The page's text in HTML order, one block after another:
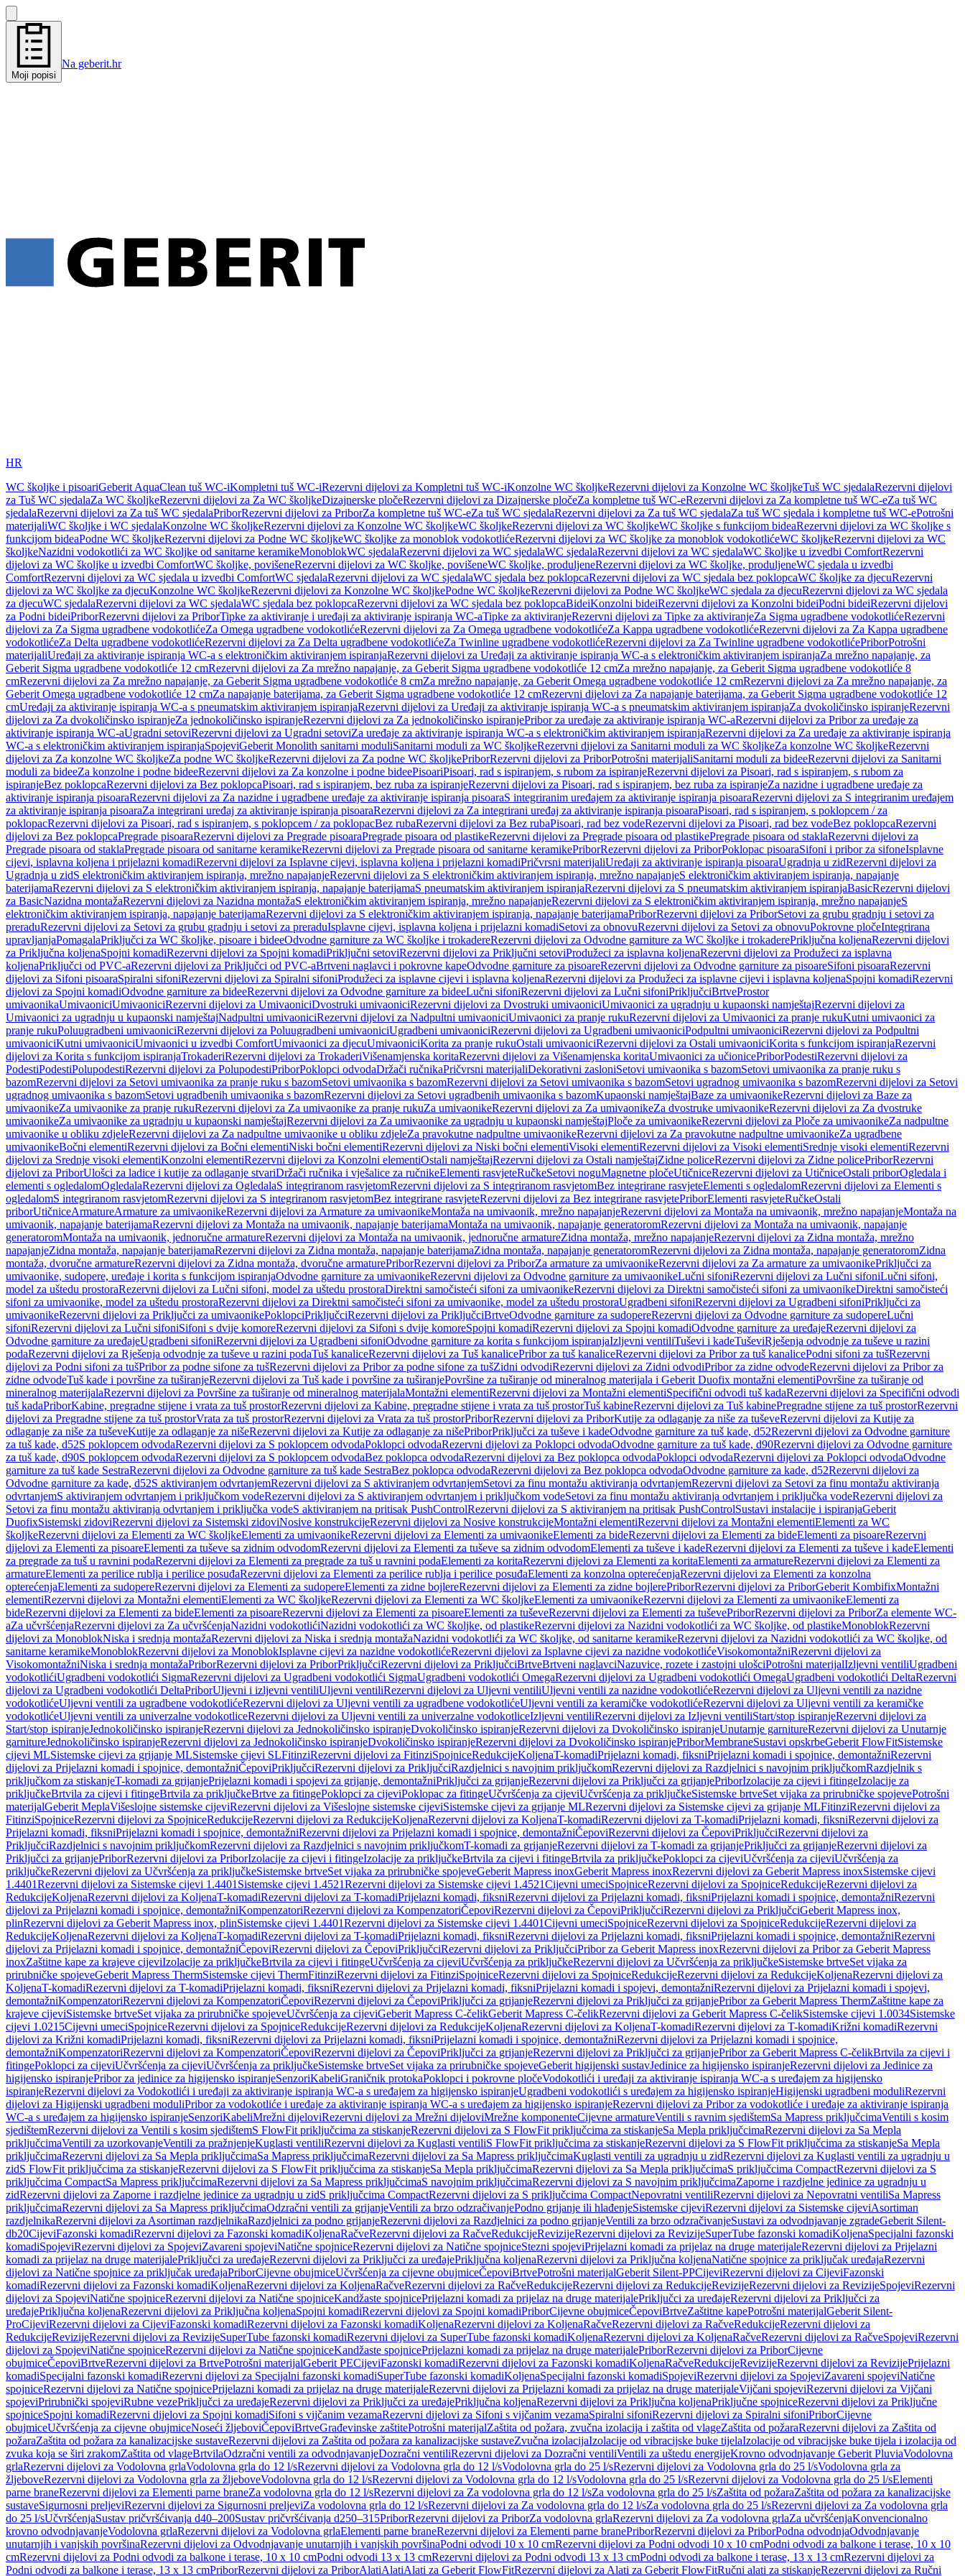
Moji popisi
Na geberit.hr
HR
WC školjke i pisoariGeberit AquaClean tuš WC-iKompletni tuš WC-iRezervni dijelovi za Kompletni tuš WC-iKonzolne WC školjkeRezervni dijelovi za Konzolne WC školjkeTuš WC sjedalaRezervni dijelovi
za Tuš WC sjedalaZa WC školjkeRezervni dijelovi za Za WC školjkeDizajnerske pločeRezervni dijelovi za Dizajnerske pločeZa kompletne tuš WC-eRezervni dijelovi za Za kompletne tuš WC-eZa tuš WC
sjedalaRezervni dijelovi za Za tuš WC sjedalaPriborRezervni dijelovi za PriborZa kompletne tuš WC-eZa tuš WC sjedalaRezervni dijelovi za Za tuš WC sjedalaZa tuš WC sjedala i kompletne tuš WC-ePotrošni
materijaliWC školjke i WC sjedalaKonzolne WC školjkeRezervni dijelovi za Konzolne WC školjkeWC školjkeRezervni dijelovi za WC školjkeWC školjke s funkcijom bideaRezervni dijelovi za WC školjke s
funkcijom bideaPodne WC školjkeRezervni dijelovi za Podne WC školjkeWC školjke za monoblok vodokotlićeRezervni dijelovi za WC školjke za monoblok vodokotlićeWC školjkeRezervni dijelovi za WC
školjkeNazidni vodokotlići za WC školjke od sanitarne keramikeMonoblokWC sjedalaRezervni dijelovi za WC sjedalaWC sjedalaRezervni dijelovi za WC sjedalaWC školjke u izvedbi ComfortRezervni
dijelovi za WC školjke u izvedbi ComfortWC školjke, povišeneRezervni dijelovi za WC školjke, povišeneWC školjke, produljeneRezervni dijelovi za WC školjke, produljeneWC sjedala u izvedbi
ComfortRezervni dijelovi za WC sjedala u izvedbi ComfortWC sjedalaRezervni dijelovi za WC sjedalaWC sjedala bez poklopcaRezervni dijelovi za WC sjedala bez poklopcaWC školjke za djecuRezervni
dijelovi za WC školjke za djecuKonzolne WC školjkeRezervni dijelovi za Konzolne WC školjkePodne WC školjkeRezervni dijelovi za Podne WC školjkeWC sjedala za djecuRezervni dijelovi za WC sjedala
za djecuWC sjedalaRezervni dijelovi za WC sjedalaWC sjedala bez poklopcaRezervni dijelovi za WC sjedala bez poklopcaBideiKonzolni bideiRezervni dijelovi za Konzolni bideiPodni bideiRezervni dijelovi
za Podni bideiPriborRezervni dijelovi za PriborTipke za aktiviranje i uređaji za aktiviranje ispiranja WC-aTipke za aktiviranjeRezervni dijelovi za Tipke za aktiviranjeZa Sigma ugradbene vodokotlićeRezervni
dijelovi za Za Sigma ugradbene vodokotlićeZa Omega ugradbene vodokotlićeRezervni dijelovi za Za Omega ugradbene vodokotlićeZa Kappa ugradbene vodokotlićeRezervni dijelovi za Za Kappa ugradbene
vodokotlićeZa Delta ugradbene vodokotlićeRezervni dijelovi za Za Delta ugradbene vodokotlićeZa Twinline ugradbene vodokotlićeRezervni dijelovi za Za Twinline ugradbene vodokotlićePriborPotrošni
materijaliUređaji za aktiviranje ispiranja WC-a s elektroničkim aktiviranjem ispiranjaRezervni dijelovi za Uređaji za aktiviranje ispiranja WC-a s elektroničkim aktiviranjem ispiranjaZa mrežno napajanje, za
Geberit Sigma ugradbene vodokotliće 12 cmRezervni dijelovi za Za mrežno napajanje, za Geberit Sigma ugradbene vodokotliće 12 cmZa mrežno napajanje, za Geberit Sigma ugradbene vodokotliće 8
cmRezervni dijelovi za Za mrežno napajanje, za Geberit Sigma ugradbene vodokotliće 8 cmZa mrežno napajanje, za Geberit Omega ugradbene vodokotliće 12 cmRezervni dijelovi za Za mrežno napajanje, za
Geberit Omega ugradbene vodokotliće 12 cmZa napajanje baterijama, za Geberit Sigma ugradbene vodokotliće 12 cmRezervni dijelovi za Za napajanje baterijama, za Geberit Sigma ugradbene vodokotliće 12
cmUređaji za aktiviranje ispiranja WC-a s pneumatskim aktiviranjem ispiranjaRezervni dijelovi za Uređaji za aktiviranje ispiranja WC-a s pneumatskim aktiviranjem ispiranjaZa dvokoličinsko ispiranjeRezervni
dijelovi za Za dvokoličinsko ispiranjeZa jednokoličinsko ispiranjeRezervni dijelovi za Za jednokoličinsko ispiranjePribor za uređaje za aktiviranje ispiranja WC-aRezervni dijelovi za Pribor za uređaje za
aktiviranje ispiranja WC-aUgradni setoviRezervni dijelovi za Ugradni setoviZa uređaje za aktiviranje ispiranja WC-a s elektroničkim aktiviranjem ispiranjaRezervni dijelovi za Za uređaje za aktiviranje ispiranja
WC-a s elektroničkim aktiviranjem ispiranjaSpojeviGeberit Monolith sanitarni moduliSanitarni moduli za WC školjkeRezervni dijelovi za Sanitarni moduli za WC školjkeZa konzolne WC školjkeRezervni
dijelovi za Za konzolne WC školjkeZa podne WC školjkeRezervni dijelovi za Za podne WC školjkePriborRezervni dijelovi za PriborPotrošni materijaliSanitarni moduli za bideeRezervni dijelovi za Sanitarni
moduli za bideeZa konzolne i podne bideeRezervni dijelovi za Za konzolne i podne bideePisoariPisoari, rad s ispiranjem, s rubom za ispiranjeRezervni dijelovi za Pisoari, rad s ispiranjem, s rubom za
ispiranjeBez poklopcaRezervni dijelovi za Bez poklopcaPisoari, rad s ispiranjem, bez ruba za ispiranjeRezervni dijelovi za Pisoari, rad s ispiranjem, bez ruba za ispiranjeZa nazidne i ugradbene uređaje za
aktiviranje ispiranja pisoaraRezervni dijelovi za Za nazidne i ugradbene uređaje za aktiviranje ispiranja pisoaraS integriranim uređajem za aktiviranje ispiranja pisoaraRezervni dijelovi za S integriranim uređajem
za aktiviranje ispiranja pisoaraZa integrirani uređaj za aktiviranje ispiranja pisoaraRezervni dijelovi za Za integrirani uređaj za aktiviranje ispiranja pisoaraPisoari, rad s ispiranjem, s poklopcem / za
poklopacRezervni dijelovi za Pisoari, rad s ispiranjem, s poklopcem / za poklopacBez rubaRezervni dijelovi za Bez rubaPisoari, rad bez vodeRezervni dijelovi za Pisoari, rad bez vodeBez poklopcaRezervni
dijelovi za Bez poklopcaPregrade pisoaraRezervni dijelovi za Pregrade pisoaraPregrade pisoara od plastikeRezervni dijelovi za Pregrade pisoara od plastikePregrade pisoara od staklaRezervni dijelovi za
Pregrade pisoara od staklaPregrade pisoara od sanitarne keramikeRezervni dijelovi za Pregrade pisoara od sanitarne keramikePriborRezervni dijelovi za PriborPoklopac pisoaraSifoni i pribor za sifoneIsplavne
cijevi, isplavna koljena i prijelazni komadiRezervni dijelovi za Isplavne cijevi, isplavna koljena i prijelazni komadiPričvrsni materijaliUređaji za aktiviranje ispiranja pisoaraUgradnja u zidRezervni dijelovi za
Ugradnja u zidS elektroničkim aktiviranjem ispiranja, mrežno napajanjeRezervni dijelovi za S elektroničkim aktiviranjem ispiranja, mrežno napajanjeS elektroničkim aktiviranjem ispiranja, napajanje
baterijamaRezervni dijelovi za S elektroničkim aktiviranjem ispiranja, napajanje baterijamaS pneumatskim aktiviranjem ispiranjaRezervni dijelovi za S pneumatskim aktiviranjem ispiranjaBasicRezervni dijelovi
za BasicNazidna montažaRezervni dijelovi za Nazidna montažaS elektroničkim aktiviranjem ispiranja, mrežno napajanjeRezervni dijelovi za S elektroničkim aktiviranjem ispiranja, mrežno napajanjeS
elektroničkim aktiviranjem ispiranja, napajanje baterijamaRezervni dijelovi za S elektroničkim aktiviranjem ispiranja, napajanje baterijamaPriborRezervni dijelovi za PriborSetovi za grubu gradnju i setovi za
preraduRezervni dijelovi za Setovi za grubu gradnju i setovi za preraduIsplavne cijevi, isplavna koljena i prijelazni komadiSetovi za obnovuRezervni dijelovi za Setovi za obnovuPokrovne pločeIntegrirana
upravljanjaPomagalaPriključci za WC školjke, pisoare i bideeOdvodne garniture za WC školjke i trokadereRezervni dijelovi za Odvodne garniture za WC školjke i trokaderePriključna koljenaRezervni dijelovi
za Priključna koljenaSpojni komadiRezervni dijelovi za Spojni komadiPriključni setoviRezervni dijelovi za Priključni setoviProdužeci za isplavna koljenaRezervni dijelovi za Produžeci za isplavna
koljenaPriključci od PVC-aRezervni dijelovi za Priključci od PVC-aBrtveni naglavci i pokrovne kapeOdvodne garniture za pisoareRezervni dijelovi za Odvodne garniture za pisoareSifoni pisoaraRezervni
dijelovi za Sifoni pisoaraSpiralni sifoniRezervni dijelovi za Spiralni sifoniProdužeci za isplavne cijevi i isplavna koljenaRezervni dijelovi za Produžeci za isplavne cijevi i isplavna koljenaSpojni komadiRezervni
dijelovi za Spojni komadiOdvodne garniture za bideeRezervni dijelovi za Odvodne garniture za bideeLučni sifoniRezervni dijelovi za Lučni sifoniPriključciBrtveProstor
umivaonikaUmivaoniciUmivaoniciRezervni dijelovi za UmivaoniciDvostruki umivaoniciRezervni dijelovi za Dvostruki umivaoniciUmivaonici za ugradnju u kupaonski namještajRezervni dijelovi za
Umivaonici za ugradnju u kupaonski namještajNadpultni umivaoniciRezervni dijelovi za Nadpultni umivaoniciUmivaonici za pranje rukuRezervni dijelovi za Umivaonici za pranje rukuKutni umivaonici za
pranje rukuPoluugradbeni umivaoniciRezervni dijelovi za Poluugradbeni umivaoniciUgradbeni umivaoniciRezervni dijelovi za Ugradbeni umivaoniciPodpultni umivaoniciRezervni dijelovi za Podpultni
umivaoniciKutni umivaoniciUmivaonici u izvedbi ComfortUmivaonici za djecuUmivaoniciKorita za pranje rukuOstali umivaoniciRezervni dijelovi za Ostali umivaoniciKorita s funkcijom ispiranjaRezervni
dijelovi za Korita s funkcijom ispiranjaTrokaderiRezervni dijelovi za TrokaderiVišenamjenska koritaRezervni dijelovi za Višenamjenska koritaUmivaonici za učionicePriborPodestiRezervni dijelovi za
PodestiPodestiPolupodestiRezervni dijelovi za PolupodestiPriborPoklopci odvodaDržači ručnikaPričvrsni materijaliDekorativni zasloniSetovi umivaonika s bazomSetovi umivaonika za pranje ruku s
bazomRezervni dijelovi za Setovi umivaonika za pranje ruku s bazomSetovi umivaonika s bazomRezervni dijelovi za Setovi umivaonika s bazomSetovi ugradnog umivaonika s bazomRezervni dijelovi za Setovi
ugradnog umivaonika s bazomSetovi ugradbenih umivaonika s bazomRezervni dijelovi za Setovi ugradbenih umivaonika s bazomKupaonski namještajBaze za umivaonikeRezervni dijelovi za Baze za
umivaonikeZa umivaonike za pranje rukuRezervni dijelovi za Za umivaonike za pranje rukuZa umivaonikeRezervni dijelovi za Za umivaonikeZa dvostruke umivaonikeRezervni dijelovi za Za dvostruke
umivaonikeZa umivaonike za ugradnju u kupaonski namještajRezervni dijelovi za Za umivaonike za ugradnju u kupaonski namještajPloče za umivaonikeRezervni dijelovi za Ploče za umivaonikeZa nadpultne
umivaonike u obliku zdjeleRezervni dijelovi za Za nadpultne umivaonike u obliku zdjeleZa pravokutne nadpultne umivaonikeRezervni dijelovi za Za pravokutne nadpultne umivaonikeZa ugradbene
umivaonikeBočni elementiRezervni dijelovi za Bočni elementiNiski bočni elementiRezervni dijelovi za Niski bočni elementiVisoki elementiRezervni dijelovi za Visoki elementiSrednje visoki elementiRezervni
dijelovi za Srednje visoki elementiKonzolni elementiRezervni dijelovi za Konzolni elementiOstali namještajRezervni dijelovi za Ostali namještajZidne policeRezervni dijelovi za Zidne policePriborRezervni
dijelovi za PriborUlošci za ladice i kutije za odlaganje stvariDržači ručnika i vješalice za ručnikeElementi rasvjeteRučkeSetovi noguMagnetne pločeUtičniceRezervni dijelovi za UtičniceOstali priborOgledala i
elementi s ogledalomOgledalaRezervni dijelovi za OgledalaS integriranom rasvjetomRezervni dijelovi za S integriranom rasvjetomBez integrirane rasvjeteElementi s ogledalomRezervni dijelovi za Elementi s
ogledalomS integriranom rasvjetomRezervni dijelovi za S integriranom rasvjetomBez integrirane rasvjeteRezervni dijelovi za Bez integrirane rasvjetePriborElementi rasvjeteRučkeOstali
priborUtičniceArmatureArmature za umivaonikeRezervni dijelovi za Armature za umivaonikeMontaža na umivaonik, mrežno napajanjeRezervni dijelovi za Montaža na umivaonik, mrežno napajanjeMontaža na
umivaonik, napajanje baterijamaRezervni dijelovi za Montaža na umivaonik, napajanje baterijamaMontaža na umivaonik, napajanje generatoromRezervni dijelovi za Montaža na umivaonik, napajanje
generatoromMontaža na umivaonik, jednoručne armatureRezervni dijelovi za Montaža na umivaonik, jednoručne armatureZidna montaža, mrežno napajanjeRezervni dijelovi za Zidna montaža, mrežno
napajanjeZidna montaža, napajanje baterijamaRezervni dijelovi za Zidna montaža, napajanje baterijamaZidna montaža, napajanje generatoromRezervni dijelovi za Zidna montaža, napajanje generatoromZidna
montaža, dvoručne armatureRezervni dijelovi za Zidna montaža, dvoručne armaturePriborRezervni dijelovi za PriborZa armature za umivaonikeRezervni dijelovi za Za armature za umivaonikePriključci za
umivaonike, sudopere, uređaje i korita s funkcijom ispiranjaOdvodne garniture za umivaonikeRezervni dijelovi za Odvodne garniture za umivaonikeLučni sifoniRezervni dijelovi za Lučni sifoniLučni sifoni,
model za uštedu prostoraRezervni dijelovi za Lučni sifoni, model za uštedu prostoraDirektni samočisteći sifoni za umivaonikeRezervni dijelovi za Direktni samočisteći sifoni za umivaonikeDirektni samočisteći
sifoni za umivaonike, model za uštedu prostoraRezervni dijelovi za Direktni samočisteći sifoni za umivaonike, model za uštedu prostoraUgradbeni sifoniRezervni dijelovi za Ugradbeni sifoniPriključci za
umivaonikeRezervni dijelovi za Priključci za umivaonikePoklopciPriključciRezervni dijelovi za PriključciBrtveOdvodne garniture za sudopereRezervni dijelovi za Odvodne garniture za sudopereLučni
sifoniRezervni dijelovi za Lučni sifoniSifoni s dvije komoreRezervni dijelovi za Sifoni s dvije komoreSpojni komadiRezervni dijelovi za Spojni komadiOdvodne garniture za uređajeRezervni dijelovi za
Odvodne garniture za uređajeUgradbeni sifoniRezervni dijelovi za Ugradbeni sifoniOdvodne garniture za korita s funkcijom ispiranjaIzljevni ventiliTuševi i kadeTuševiRješenja odvodnje za tuševe u razini
podaRezervni dijelovi za Rješenja odvodnje za tuševe u razini podaTuš kanaliceRezervni dijelovi za Tuš kanalicePribor za tuš kanaliceRezervni dijelovi za Pribor za tuš kanalicePodni sifoni za tušRezervni
dijelovi za Podni sifoni za tušPribor za podne sifone za tušRezervni dijelovi za Pribor za podne sifone za tušZidni odvodiRezervni dijelovi za Zidni odvodiPribor za zidne odvodeRezervni dijelovi za Pribor za
zidne odvodeTuš kade i površine za tuširanjeRezervni dijelovi za Tuš kade i površine za tuširanjePovršine za tuširanje od mineralnog materijala i Geberit Duofix montažni elementiPovršine za tuširanje od
mineralnog materijalaRezervni dijelovi za Površine za tuširanje od mineralnog materijalaMontažni elementiRezervni dijelovi za Montažni elementiSpecifični odvodi tuš kadaRezervni dijelovi za Specifični odvodi
tuš kadaPriborKabine, pregradne stijene i vrata za tuš prostorRezervni dijelovi za Kabine, pregradne stijene i vrata za tuš prostorTuš kabineRezervni dijelovi za Tuš kabinePregradne stijene za tuš prostorRezervni
dijelovi za Pregradne stijene za tuš prostorVrata za tuš prostorRezervni dijelovi za Vrata za tuš prostorPriborRezervni dijelovi za PriborKutije za odlaganje za niše za tuševeRezervni dijelovi za Kutije za
odlaganje za niše za tuševeKutije za odlaganje za nišeRezervni dijelovi za Kutije za odlaganje za nišePriborPriključci za tuševe i kadeOdvodne garniture za tuš kade, d52Rezervni dijelovi za Odvodne garniture
za tuš kade, d52S poklopcem odvodaRezervni dijelovi za S poklopcem odvodaPoklopci odvodaRezervni dijelovi za Poklopci odvodaOdvodne garniture za tuš kade, d90Rezervni dijelovi za Odvodne garniture
za tuš kade, d90S poklopcem odvodaRezervni dijelovi za S poklopcem odvodaBez poklopca odvodaRezervni dijelovi za Bez poklopca odvodaPoklopci odvodaRezervni dijelovi za Poklopci odvodaOdvodne
garniture za tuš kade SestraRezervni dijelovi za Odvodne garniture za tuš kade SestraBez poklopca odvodaRezervni dijelovi za Bez poklopca odvodaOdvodne garniture za kade, d52Rezervni dijelovi za
Odvodne garniture za kade, d52S aktiviranjem odvrtanjemRezervni dijelovi za S aktiviranjem odvrtanjemSetovi za finu montažu aktiviranja odvrtanjemRezervni dijelovi za Setovi za finu montažu aktiviranja
odvrtanjemS aktiviranjem odvrtanjem i priključkom vodeRezervni dijelovi za S aktiviranjem odvrtanjem i priključkom vodeSetovi za finu montažu aktiviranja odvrtanjem i priključka vodeRezervni dijelovi za
Setovi za finu montažu aktiviranja odvrtanjem i priključka vodeS aktiviranjem na pritisak PushControlRezervni dijelovi za S aktiviranjem na pritisak PushControlSustavi instalacije i ispiranjaGeberit
DuofixSistemski zidoviRezervni dijelovi za Sistemski zidoviNosive konstrukcijeRezervni dijelovi za Nosive konstrukcijeMontažni elementiRezervni dijelovi za Montažni elementiElementi za WC
školjkeRezervni dijelovi za Elementi za WC školjkeElementi za umivaonikeRezervni dijelovi za Elementi za umivaonikeElementi za bideRezervni dijelovi za Elementi za bideElementi za pisoareRezervni
dijelovi za Elementi za pisoareElementi za tuševe sa zidnim odvodomRezervni dijelovi za Elementi za tuševe sa zidnim odvodomElementi za tuševe i kadeRezervni dijelovi za Elementi za tuševe i kadeElementi
za pregrade za tuš u ravnini podaRezervni dijelovi za Elementi za pregrade za tuš u ravnini podaElementi za koritaRezervni dijelovi za Elementi za koritaElementi za armatureRezervni dijelovi za Elementi za
armatureElementi za perilice rublja i perilice posuđaRezervni dijelovi za Elementi za perilice rublja i perilice posuđaElementi za konzolna opterećenjaRezervni dijelovi za Elementi za konzolna
opterećenjaElementi za sudopereRezervni dijelovi za Elementi za sudopereElementi za zidne bojlereRezervni dijelovi za Elementi za zidne bojlerePriborRezervni dijelovi za PriborGeberit KombifixMontažni
elementiRezervni dijelovi za Montažni elementiElementi za WC školjkeRezervni dijelovi za Elementi za WC školjkeElementi za umivaonikeRezervni dijelovi za Elementi za umivaonikeElementi za
bideRezervni dijelovi za Elementi za bideElementi za pisoareRezervni dijelovi za Elementi za pisoareElementi za tuševeRezervni dijelovi za Elementi za tuševePriborRezervni dijelovi za PriborZa elemente WC-
aZa učvršćenjaRezervni dijelovi za Za učvršćenjaNazidni vodokotlićiNazidni vodokotlići za WC školjke, od plastikeRezervni dijelovi za Nazidni vodokotlići za WC školjke, od plastikeMonoblokRezervni
dijelovi za MonoblokNiska i srednja montažaRezervni dijelovi za Niska i srednja montažaNazidni vodokotlići za WC školjke, od sanitarne keramikeRezervni dijelovi za Nazidni vodokotlići za WC školjke, od
sanitarne keramikeMonoblokRezervni dijelovi za MonoblokIsplavne cijevi za nazidne vodokotlićeRezervni dijelovi za Isplavne cijevi za nazidne vodokotlićeVisokomontažniRezervni dijelovi za
VisokomontažniNiska i srednja montažaPriborRezervni dijelovi za PriborPriključciRezervni dijelovi za PriključciBrtveBrtveni naglavciNazuvice, rozete i zastojni ulošciPotrošni materijalIzljevni ventiliUgradbeni
vodokotlićiUgradbeni vodokotlići SigmaRezervni dijelovi za Ugradbeni vodokotlići SigmaUgradbeni vodokotlići OmegaRezervni dijelovi za Ugradbeni vodokotlići OmegaUgradbeni vodokotlići DeltaRezervni
dijelovi za Ugradbeni vodokotlići DeltaPriborUljevni i izljevni ventiliUljevni ventiliRezervni dijelovi za Uljevni ventiliUljevni ventili za nazidne vodokotlićeRezervni dijelovi za Uljevni ventili za nazidne
vodokotlićeUljevni ventili za ugradbene vodokotlićeRezervni dijelovi za Uljevni ventili za ugradbene vodokotlićeUljevni ventili za keramičke vodokotlićeRezervni dijelovi za Uljevni ventili za keramičke
vodokotlićeUljevni ventili za univerzalne vodokotliceRezervni dijelovi za Uljevni ventili za univerzalne vodokotliceIzljevni ventiliRezervni dijelovi za Izljevni ventiliStart/stop ispiranjeRezervni dijelovi za
Start/stop ispiranjeJednokoličinsko ispiranjeRezervni dijelovi za Jednokoličinsko ispiranjeDvokoličinsko ispiranjeRezervni dijelovi za Dvokoličinsko ispiranjeUnutarnje garnitureRezervni dijelovi za Unutarnje
garnitureJednokoličinsko ispiranjeRezervni dijelovi za Jednokoličinsko ispiranjeDvokoličinsko ispiranjeRezervni dijelovi za Dvokoličinsko ispiranjePriborMembraneSustavi opskrbeGeberit FlowFitSistemske
cijevi MLSistemske cijevi za grijanje MLSistemske cijevi SLFitinziRezervni dijelovi za FitinziSpojniceRedukcijeKoljenaT-komadiPrijelazni komadi, fiksniPrijelazni komadi i spojnice, demontažniRezervni
dijelovi za Prijelazni komadi i spojnice, demontažniČepoviPriključciRezervni dijelovi za PriključciRazdjelnici s navojnim priključkomRezervni dijelovi za Razdjelnici s navojnim priključkomRazdjelnik s
priključkom za stiskanjeT-komadi za grijanjePrijelazni komadi i spojevi za grijanje, demontažniPriključci za grijanjeRezervni dijelovi za Priključci za grijanjePriborIzolacije za cijevi i fitingeIzolacije za
priključkeBrtvila za cijevi i fitingeBrtvila za priključkeBrtve za fitingePoklopci za cijeviPoklopac za fitingeUčvršćenja za cijeviUčvršćenja za priključkeSistemske brtveSet vijaka za prirubničke spojevePotrošni
materijalGeberit MeplaVišeslojne sistemske cijeviRezervni dijelovi za Višeslojne sistemske cijeviSistemske cijevi za grijanje MLRezervni dijelovi za Sistemske cijevi za grijanje MLFitinziRezervni dijelovi za
FitinziSpojniceRezervni dijelovi za SpojniceRedukcijeRezervni dijelovi za RedukcijeKoljenaRezervni dijelovi za KoljenaT-komadiRezervni dijelovi za T-komadiPrijelazni komadi, fiksniRezervni dijelovi za
Prijelazni komadi, fiksniPrijelazni komadi i spojnice, demontažniRezervni dijelovi za Prijelazni komadi i spojnice, demontažniČepoviRezervni dijelovi za ČepoviPriključciRezervni dijelovi za
PriključciRazdjelnici s navojnim priključkomRezervni dijelovi za Razdjelnici s navojnim priključkomT-komadi za grijanjeRezervni dijelovi za T-komadi za grijanjePriključci za grijanjeRezervni dijelovi za
Priključci za grijanjePriborRezervni dijelovi za PriborIzolacije za cijevi i fitingeIzolacije za priključkeBrtvila za cijevi i fitingeBrtvila za priključkePoklopci za cijeviUčvršćenja za cijeviUčvršćenja za
priključkeRezervni dijelovi za Učvršćenja za priključkeSistemske brtveSet vijaka za prirubničke spojeveGeberit Mapress inoxGeberit Mapress inoxRezervni dijelovi za Geberit Mapress inoxSistemske cijevi
1.4401Rezervni dijelovi za Sistemske cijevi 1.4401 Sistemske cijevi 1.4521Rezervni dijelovi za Sistemske cijevi 1.4521Cijevni umeciSpojniceRezervni dijelovi za SpojniceRedukcijeRezervni dijelovi za
RedukcijeKoljenaRezervni dijelovi za KoljenaT-komadiRezervni dijelovi za T-komadiPrijelazni komadi, fiksniRezervni dijelovi za Prijelazni komadi, fiksniPrijelazni komadi i spojnice, demontažniRezervni
dijelovi za Prijelazni komadi i spojnice, demontažniKompenzatoriRezervni dijelovi za KompenzatoriČepoviRezervni dijelovi za ČepoviPriključciRezervni dijelovi za PriključciGeberit Mapress inox,
plinRezervni dijelovi za Geberit Mapress inox, plinSistemske cijevi 1.4401Rezervni dijelovi za Sistemske cijevi 1.4401Cijevni umeciSpojniceRezervni dijelovi za SpojniceRedukcijeRezervni dijelovi za
RedukcijeKoljenaRezervni dijelovi za KoljenaT-komadiRezervni dijelovi za T-komadiPrijelazni komadi, fiksniRezervni dijelovi za Prijelazni komadi, fiksniPrijelazni komadi i spojnice, demontažniRezervni
dijelovi za Prijelazni komadi i spojnice, demontažniČepoviRezervni dijelovi za ČepoviPriključciRezervni dijelovi za PriključciPribor za Geberit Mapress inoxRezervni dijelovi za Pribor za Geberit Mapress
inoxZaštitne kape za krajeve cijeviIzolacije za priključkeBrtvila za cijevi i fitingeUčvršćenja za cijeviUčvršćenja za priključkeRezervni dijelovi za Učvršćenja za priključkeSistemske brtveSet vijaka za
prirubničke spojeveGeberit Mapress ThermSistemske cijevi ThermFitinziRezervni dijelovi za FitinziSpojniceRezervni dijelovi za SpojniceRedukcijeRezervni dijelovi za RedukcijeKoljenaRezervni dijelovi za
KoljenaT-komadiRezervni dijelovi za T-komadiPrijelazni komadi, fiksniRezervni dijelovi za Prijelazni komadi, fiksniPrijelazni komadi i spojevi, demontažniRezervni dijelovi za Prijelazni komadi i spojevi,
demontažniKompenzatoriRezervni dijelovi za KompenzatoriČepoviRezervni dijelovi za ČepoviPriključci za grijanjeRezervni dijelovi za Priključci za grijanjePribor za Geberit Mapress ThermZaštitne kape za
krajeve cijeviSistemske brtveSet vijaka za prirubničke spojeveUčvršćenja za cijeviGeberit Mapress C-čelikGeberit Mapress C-čelikRezervni dijelovi za Geberit Mapress C-čelikSistemske cijevi 1.0034Sistemske
cijevi 1.0215Cijevni umeciSpojniceRezervni dijelovi za SpojniceRedukcijeRezervni dijelovi za RedukcijeKoljenaRezervni dijelovi za KoljenaT-komadiRezervni dijelovi za T-komadiKrižni komadiRezervni
dijelovi za Križni komadiPrijelazni komadi, fiksniRezervni dijelovi za Prijelazni komadi, fiksniPrijelazni komadi i spojnice, demontažniRezervni dijelovi za Prijelazni komadi i spojnice,
demontažniKompenzatoriRezervni dijelovi za KompenzatoriČepoviRezervni dijelovi za ČepoviPriključci za grijanjeRezervni dijelovi za Priključci za grijanjePribor za Geberit Mapress C-čelikBrtvila za cijevi i
fitingePoklopci za cijeviUčvršćenja za cijeviUčvršćenja za priključkeSistemske brtveSet vijaka za prirubničke spojeveGeberit higijenski sustavJedinice za higijensko ispiranjeRezervni dijelovi za Jedinice za
higijensko ispiranjePribor za jedinice za higijensko ispiranjeSenzoriKabeliGraničnik protokaPoklopci i pokrovne pločeVodokotlići i uređaji za aktiviranje ispiranja WC-a s uređajem za higijensko
ispiranjeRezervni dijelovi za Vodokotlići i uređaji za aktiviranje ispiranja WC-a s uređajem za higijensko ispiranjeUgradbeni vodokotlići s uređajem za higijensko ispiranjeHigijenski ugradbeni moduliRezervni
dijelovi za Higijenski ugradbeni moduliPribor za vodokotliće i uređaje za aktiviranje ispiranja WC-a s uređajem za higijensko ispiranjeRezervni dijelovi za Pribor za vodokotliće i uređaje za aktiviranje ispiranja
WC-a s uređajem za higijensko ispiranjeSenzoriKabeliMrežni dijeloviRezervni dijelovi za Mrežni dijeloviMrežne komponenteCijevne armatureVentili s ravnim sjedištemSa Mapress priključcimaVentili s kosim
sjedištemRezervni dijelovi za Ventili s kosim sjedištemS FlowFit priključcima za stiskanjeRezervni dijelovi za S FlowFit priključcima za stiskanjeSa Mepla priključcimaRezervni dijelovi za Sa Mepla
priključcimaVentili za uzorkovanjeVentili za pražnjenjeKuglasti ventiliRezervni dijelovi za Kuglasti ventiliS FlowFit priključcima za stiskanjeRezervni dijelovi za S FlowFit priključcima za stiskanjeSa Mepla
priključcimaRezervni dijelovi za Sa Mepla priključcimaSa Mapress priključcimaRezervni dijelovi za Sa Mapress priključcimaKuglasti ventili za ugradnju u zidRezervni dijelovi za Kuglasti ventili za ugradnju u
zidS FlowFit priključcima za stiskanjeRezervni dijelovi za S FlowFit priključcima za stiskanjeSa Mepla priključcimaRezervni dijelovi za Sa Mepla priključcimaS priključcima CompactRezervni dijelovi za S
priključcima CompactSa Mapress priključcimaRezervni dijelovi za Sa Mapress priključcimaS navojnim priključcimaRezervni dijelovi za S navojnim priključcimaZaporne i razdjelne jedinice za ugradnju u
zidRezervni dijelovi za Zaporne i razdjelne jedinice za ugradnju u zidS priključcima CompactRezervni dijelovi za S priključcima CompactNepovratni ventiliRezervni dijelovi za Nepovratni ventiliSa Mapress
priključcimaRezervni dijelovi za Sa Mapress priključcimaOdzračni ventili za grijanjeVentili za brzo odzračivanjePodno grijanje ili hlađenjeSistemske cijeviRezervni dijelovi za Sistemske cijeviAsortiman
razdjelnikaRezervni dijelovi za Asortiman razdjelnikaRazdjelnici za podno grijanjeRezervni dijelovi za Razdjelnici za podno grijanjeVentili za brzo odzračivanjeSustavi za odvodnjavanje zgradeGeberit Silent-
db20CijeviFazonski komadiRezervni dijelovi za Fazonski komadiKoljenaRačveRezervni dijelovi za RačveRedukcijeRevizijeRezervni dijelovi za RevizijeSuperTube fazonski komadiKoljenaSpecijalni fazonski
komadiSpojeviRezervni dijelovi za SpojeviZavareni spojeviNatične spojniceRezervni dijelovi za Natične spojniceStezni spojeviPrijelazni komadi za prijelaz na druge materijaleRezervni dijelovi za Prijelazni
komadi za prijelaz na druge materijalePriključci za uređajeRezervni dijelovi za Priključci za uređajePriključna koljenaRezervni dijelovi za Priključna koljenaNatične spojnice za priključak uređajaRezervni
dijelovi za Natične spojnice za priključak uređajaPriborCijevne obujmiceUčvršćenja za cijevne obujmiceČepoviBrtvePotrošni materijalGeberit Silent-PPCijeviRezervni dijelovi za CijeviFazonski
komadiRezervni dijelovi za Fazonski komadiKoljenaRezervni dijelovi za KoljenaRačveRezervni dijelovi za RačveRedukcijeRezervni dijelovi za RedukcijeRevizijeRezervni dijelovi za RevizijeSpojeviRezervni
dijelovi za SpojeviNatične spojniceRezervni dijelovi za Natične spojniceKandžaste spojnicePrijelazni komadi za prijelaz na druge materijalePriključci za uređajeRezervni dijelovi za Priključci za
uređajePriključna koljenaRezervni dijelovi za Priključna koljenaSpojni komadiRezervni dijelovi za Spojni komadiPriborCijevne obujmiceČepoviBrtveZaštitne kapePotrošni materijalGeberit Silent-
ProCijeviRezervni dijelovi za CijeviFazonski komadiRezervni dijelovi za Fazonski komadiKoljenaRezervni dijelovi za KoljenaRačveRezervni dijelovi za RačveRedukcijeRezervni dijelovi za
RedukcijeRevizijeRezervni dijelovi za RevizijeSuperTube fazonski komadiRezervni dijelovi za SuperTube fazonski komadiKoljenaRezervni dijelovi za KoljenaRačveRezervni dijelovi za RačveSpojeviRezervni
dijelovi za SpojeviNatične spojniceRezervni dijelovi za Natične spojniceKandžaste spojnicePrijelazni komadi za prijelaz na druge materijalePriborRezervni dijelovi za PriborCijevne
obujmiceČepoviBrtveRezervni dijelovi za BrtvePotrošni materijalGeberit PECijeviFazonski komadiRezervni dijelovi za Fazonski komadiKoljenaRačveRedukcijeRevizijeRezervni dijelovi za RevizijePrijelazni
komadiSpecijalni fazonski komadiRezervni dijelovi za Specijalni fazonski komadiSuperTube fazonski komadiKoljenaSpecijalni fazonski komadiSpojeviRezervni dijelovi za SpojeviZavareni spojeviNatične
spojniceRezervni dijelovi za Natične spojnicePrijelazni komadi za prijelaz na druge materijaleRezervni dijelovi za Prijelazni komadi za prijelaz na druge materijaleVijčani spojeviRezervni dijelovi za Vijčani
spojeviPrirubnički spojeviRubne vezePriključci za uređajeRezervni dijelovi za Priključci za uređajePriključna koljenaRezervni dijelovi za Priključna koljenaPriključne spojniceRezervni dijelovi za Priključne
spojniceSpojni komadiRezervni dijelovi za Spojni komadiSifoni s vijčanim vezamaRezervni dijelovi za Sifoni s vijčanim vezamaSpiralni sifoniRezervni dijelovi za Spiralni sifoniPriborCijevne
obujmiceUčvršćenja za cijevne obujmiceNoseći žljeboviČepoviBrtveGrađevinske zaštitePotrošni materijalZaštita od požara, zvučna izolacija i zaštita od vlageZaštita od požaraRezervni dijelovi za Zaštita od
požaraZaštita od požara za kanalizacijske sustaveRezervni dijelovi za Zaštita od požara za kanalizacijske sustaveZvučna izolacijaIzolacije od vibracijske buke tijelaIzolacije od vibracijske buke tijela i izolacija od
zvuka koja se širi zrakomZaštita od vlageBrtvilaOdzračni ventili za odvodnjavanjeDozračni ventiliRezervni dijelovi za Dozračni ventiliVentili za uštedu energijeKrovno odvodnjavanje Geberit PluviaVodolovna
grlaRezervni dijelovi za Vodolovna grlaVodolovna grla do 12 l/sRezervni dijelovi za Vodolovna grla do 12 l/sVodolovna grla do 25 l/sRezervni dijelovi za Vodolovna grla do 25 l/sVodolovna grla za
žljeboveRezervni dijelovi za Vodolovna grla za žljeboveVodolovna grla do 12 l/sRezervni dijelovi za Vodolovna grla do 12 l/sVodolovna grla do 25 l/sRezervni dijelovi za Vodolovna grla do 25 l/sElementi
parne braneRezervni dijelovi za Elementi parne braneZa vodolovna grla do 12 l/sRezervni dijelovi za Za vodolovna grla do 12 l/sZa vodolovna grla do 25 l/sZaštita od požaraZaštita od požara za kanalizacijske
sustaveSigurnosni preljeviRezervni dijelovi za Sigurnosni preljeviZa vodolovna grla do 12 l/sRezervni dijelovi za Za vodolovna grla do 12 l/sZa vodolovna grla do 25 l/sRezervni dijelovi za Za vodolovna grla
do 25 l/sUčvršćenjaSustav pričvršćivanja d40–200Sustav pričvršćivanja d250–315PriborRezervni dijelovi za PriborZa vodolovna grlaRezervni dijelovi za Za vodolovna grlaZa učvršćenjaKonvencionalno
krovno odvodnjavanjeVodolovna grlaRezervni dijelovi za Vodolovna grlaElementi parne braneRezervni dijelovi za Elementi parne branePriborRezervni dijelovi za PriborPodna odvodnjaOdvodnjavanje
unutarnjih i vanjskih površinaRezervni dijelovi za Odvodnjavanje unutarnjih i vanjskih površinaPodni odvodi 10 x 10 cmRezervni dijelovi za Podni odvodi 10 x 10 cmPodni odvodi za balkone i terase, 10 x 10
cmRezervni dijelovi za Podni odvodi za balkone i terase, 10 x 10 cmPodni odvodi 13 x 13 cmRezervni dijelovi za Podni odvodi 13 x 13 cmPodni odvodi za balkone i terase, 13 x 13 cmRezervni dijelovi za
Podni odvodi za balkone i terase, 13 x 13 cmPriborRezervni dijelovi za PriborAlatiAlatiAlati za Geberit FlowFitRezervni dijelovi za Alati za Geberit FlowFitRučni alati za stiskanjeRezervni dijelovi za Ručni